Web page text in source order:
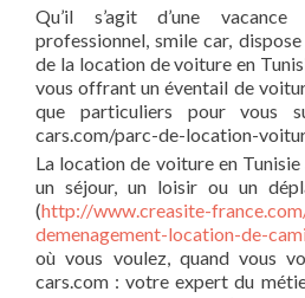
Qu’il s’agit d’une
professionnel, smile car,
de la location de voiture en
vous offrant un éventail de
que particuliers pour vous
cars.com/parc-de-location-
La location de voiture en
un séjour, un loisir ou un
(http://www.creasite-
demenagement-location-de-
où vous voulez, quand vous
cars.com : votre expert du